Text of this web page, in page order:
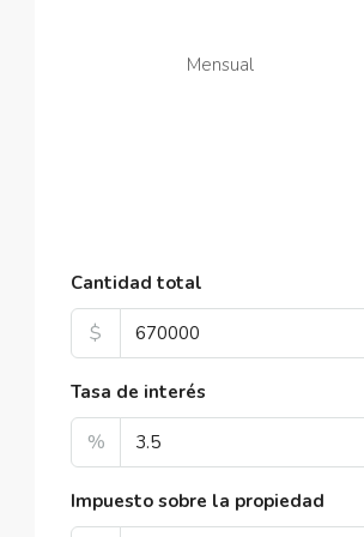
Mensual
Cantidad total
$
Tasa de interés
%
Impuesto sobre la propiedad